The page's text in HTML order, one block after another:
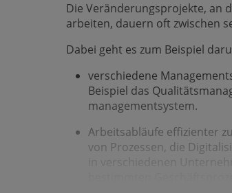
Die Veränderungsprojekte, an
arbeiten, dauern oft zwischen
Dabei geht es zum Beispiel
verschiedene
Beispiel das
managementsystem.
Arbeitsabläufe effizienter
von Prozessen, die